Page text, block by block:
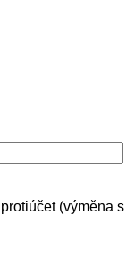
protiúčet (výměna s